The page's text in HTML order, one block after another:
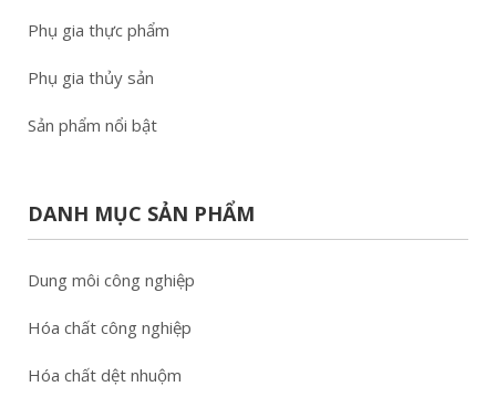
Phụ gia thực phẩm
Phụ gia thủy sản
Sản phẩm nổi bật
DANH MỤC SẢN PHẨM
Dung môi công nghiệp
Hóa chất công nghiệp
Hóa chất dệt nhuộm